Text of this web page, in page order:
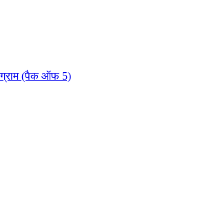
(पैक ऑफ 5)